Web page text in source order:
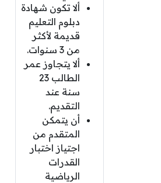
ألا تكون شهادة
دبلوم التعليم
قديمة لأكثر
من 3 سنوات.
ألا يتجاوز عمر
الطالب 23
سنة عند
التقديم.
أن يتمكن
المتقدم من
اجتياز اختبار
القدرات
الرياضية